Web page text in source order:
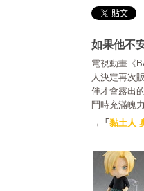
如果他不
電視動畫《
人決定再次
伴才會露出
鬥時充滿魄
→「 黏土人